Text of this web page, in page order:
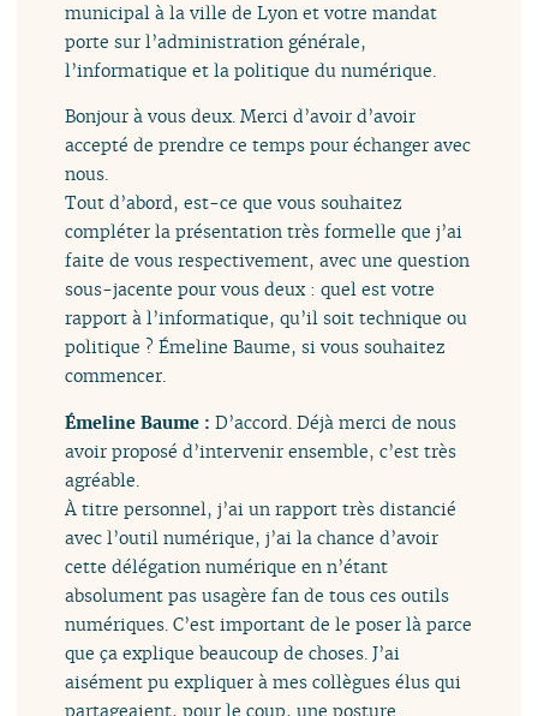
municipal à la ville de Lyon et votre mandat
porte sur l’administration générale,
l’informatique et la politique du numérique.
Bonjour à vous deux. Merci d’avoir d’avoir
accepté de prendre ce temps pour échanger avec
nous.
Tout d’abord, est-ce que vous souhaitez
compléter la présentation très formelle que j’ai
faite de vous respectivement, avec une question
sous-jacente pour vous deux : quel est votre
rapport à l’informatique, qu’il soit technique ou
politique ? Émeline Baume, si vous souhaitez
commencer.
Émeline Baume :D’accord. Déjà merci de nous
avoir proposé d’intervenir ensemble, c’est très
agréable.
À titre personnel, j’ai un rapport très distancié
avec l’outil numérique, j’ai la chance d’avoir
cette délégation numérique en n’étant
absolument pas usagère fan de tous ces outils
numériques. C’est important de le poser là parce
que ça explique beaucoup de choses. J’ai
aisément pu expliquer à mes collègues élus qui
partageaient, pour le coup, une posture